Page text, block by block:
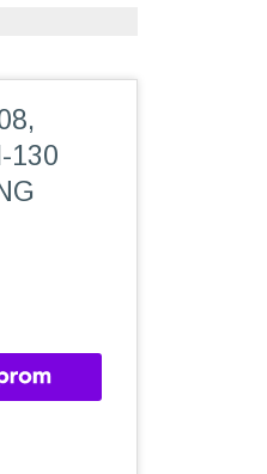
130